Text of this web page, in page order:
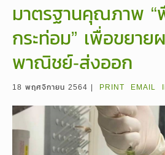
มาตรฐานคุณภาพ “
กระท่อม” เพื่อขยาย
พาณิชย์-ส่งออก
18 พฤศจิกายน 2564 | PRINT EMAIL